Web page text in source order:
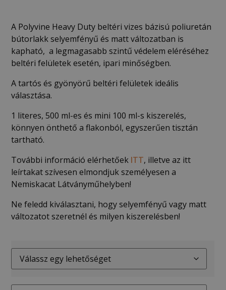
A Polyvine Heavy Duty beltéri vizes bázisú poliuretán
bútorlakk selyemfényű és matt változatban is
kapható, a legmagasabb szintű védelem eléréséhez
beltéri felületek esetén, ipari minőségben.
A tartós és gyönyörű beltéri felületek ideális
választása.
1 literes, 500 ml-es és mini 100 ml-s kiszerelés,
könnyen önthető a flakonból, egyszerűen tisztán
tartható.
További információ elérhetőek ITT, illetve az itt
leírtakat szívesen elmondjuk személyesen a
Nemiskacat Látványműhelyben!
Ne feledd kiválasztani, hogy selyemfényű vagy matt
változatot szeretnél és milyen kiszerelésben!